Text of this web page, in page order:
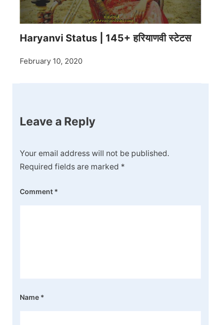
Haryanvi Status | 145+ हरियाणवी स्टेटस
February 10, 2020
Leave a Reply
Your email address will not be published.
Required fields are marked *
Comment *
Name *